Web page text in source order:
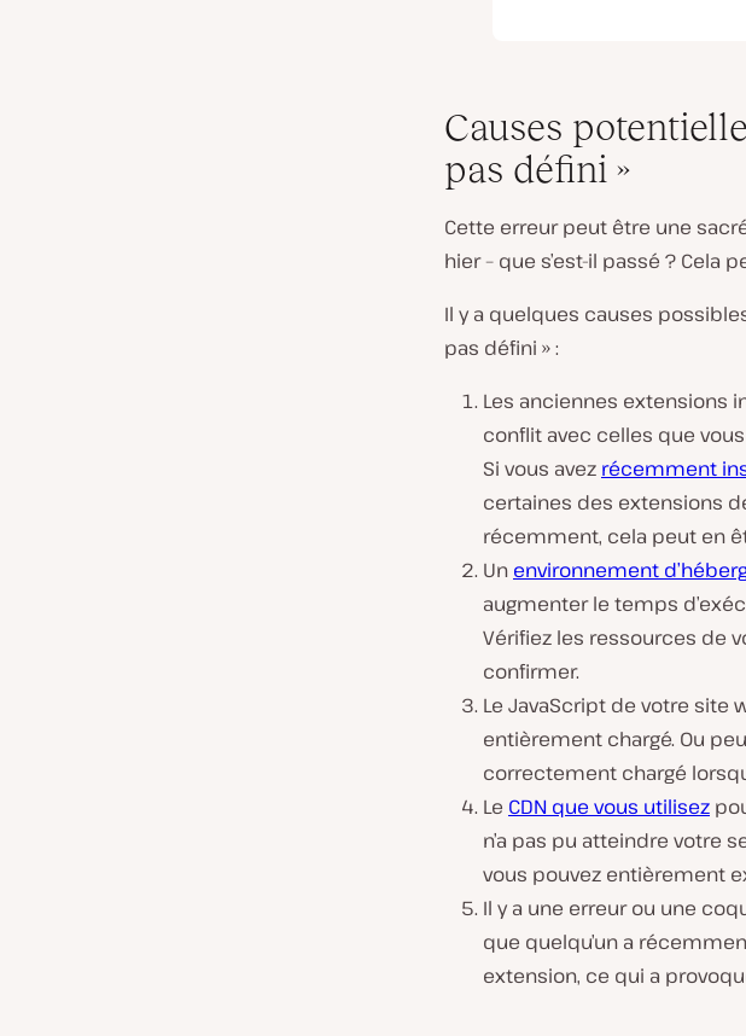
Causes
pas défini »
Cette erreur peut être une
hier – que s’est-il passé ?
Il y a quelques causes
pas défini » :
Les anciennes extensions
conflit avec celles que
Si vous avez récemment
certaines des extensions
récemment, cela peut en
Un environnement
augmenter le temps
Vérifiez les ressources de
confirmer.
Le JavaScript de votre site
entièrement chargé. Ou
correctement chargé
Le CDN que vous utilisez
n’a pas pu atteindre votre
vous pouvez entièrement
Il y a une erreur ou une
que quelqu’un a
extension, ce qui a